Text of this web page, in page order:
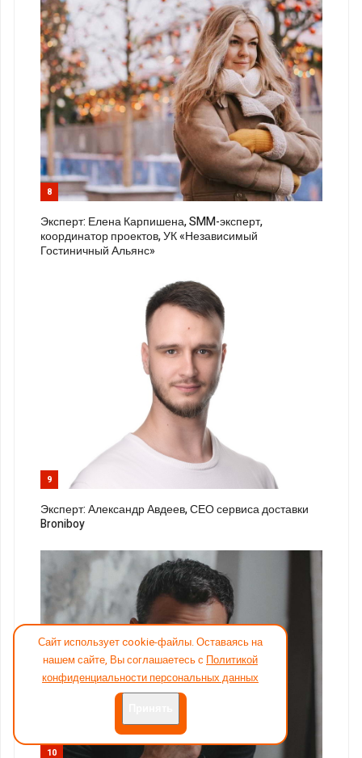
8
Эксперт: Елена Карпишена, SMM-эксперт,
координатор проектов, УК «Независимый
Гостиничный Альянс»
9
Эксперт: Александр Авдеев, СЕО сервиса доставки
Broniboy
10
Сайт использует cookie-файлы. Оставаясь на
нашем сайте, Вы соглашаетесь с Политикой
конфиденциальности персональных данных